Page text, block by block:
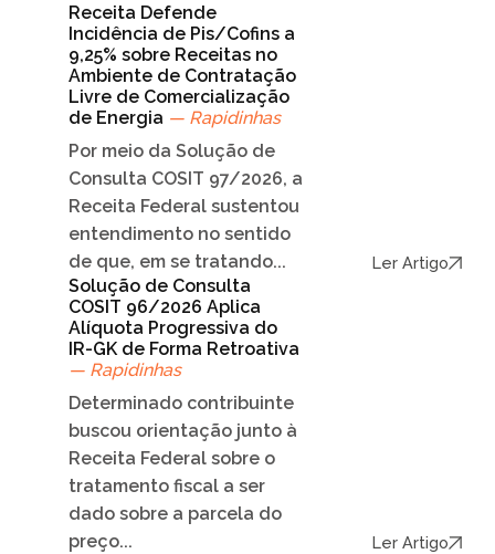
Receita Defende
Incidência de Pis/Cofins a
9,25% sobre Receitas no
Ambiente de Contratação
Livre de Comercialização
de Energia — Rapidinhas
Por meio da Solução de
Consulta COSIT 97/2026, a
Receita Federal sustentou
entendimento no sentido
de que, em se tratando...
Ler Artigo
Solução de Consulta
COSIT 96/2026 Aplica
Alíquota Progressiva do
IR-GK de Forma Retroativa
— Rapidinhas
Determinado contribuinte
buscou orientação junto à
Receita Federal sobre o
tratamento fiscal a ser
dado sobre a parcela do
preço...
Ler Artigo